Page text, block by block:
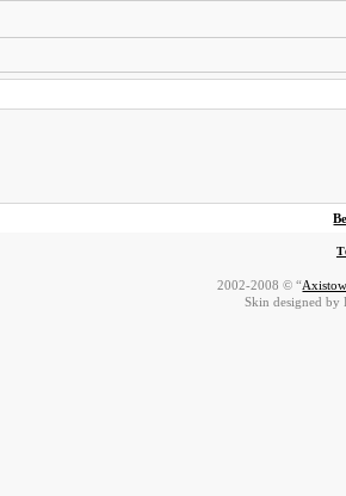
2002-2008 © “
Skin designed by